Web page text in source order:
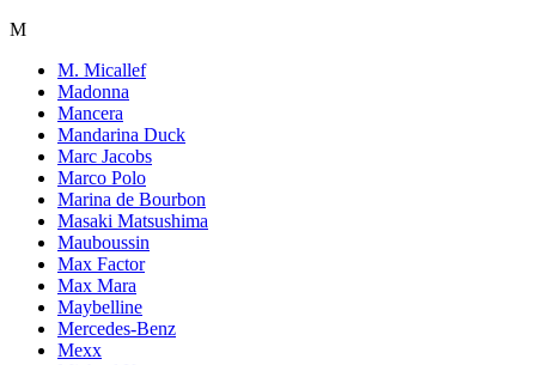
M
M. Micallef
Madonna
Mancera
Mandarina Duck
Marc Jacobs
Marco Polo
Marina de Bourbon
Masaki Matsushima
Mauboussin
Max Factor
Max Mara
Maybelline
Mercedes-Benz
Mexx